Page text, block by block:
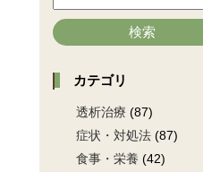
検索
カテゴリ
透析治療 (87)
症状・対処法 (87)
食事・栄養 (42)